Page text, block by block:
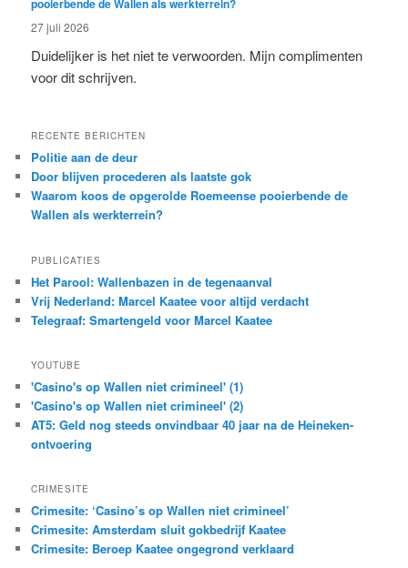
pooierbende de Wallen als werkterrein?
27 juli 2026
Duidelijker is het niet te verwoorden. Mijn complimenten
voor dit schrijven.
RECENTE BERICHTEN
Politie aan de deur
Door blijven procederen als laatste gok
Waarom koos de opgerolde Roemeense pooierbende de
Wallen als werkterrein?
PUBLICATIES
Het Parool: Wallenbazen in de tegenaanval
Vrij Nederland: Marcel Kaatee voor altijd verdacht
Telegraaf: Smartengeld voor Marcel Kaatee
YOUTUBE
'Casino's op Wallen niet crimineel' (1)
'Casino's op Wallen niet crimineel' (2)
AT5: Geld nog steeds onvindbaar 40 jaar na de Heineken-
ontvoering
CRIMESITE
Crimesite: ‘Casino’s op Wallen niet crimineel’
Crimesite: Amsterdam sluit gokbedrijf Kaatee
Crimesite: Beroep Kaatee ongegrond verklaard